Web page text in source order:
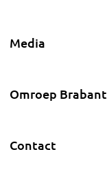
Media
Omroep Brabant
Contact